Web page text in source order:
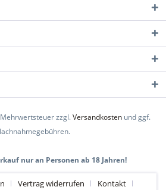
zzgl.Versandkosten und ggf.
nur an Personen ab 18 Jahren!
Vertrag widerrufen
Kontakt